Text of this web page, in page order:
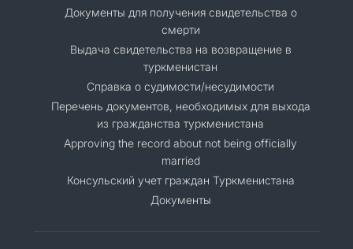
Документы для получения свидетельства о
смерти
Выдача свидетельства на возвращение в
туркменистан
Справка о судимости/несудимости
Перечень документов, необходимых для выхода
из гражданства туркменистана
Approving the record about not being officially
married
Консульский учет граждан Туркменистана
Документы